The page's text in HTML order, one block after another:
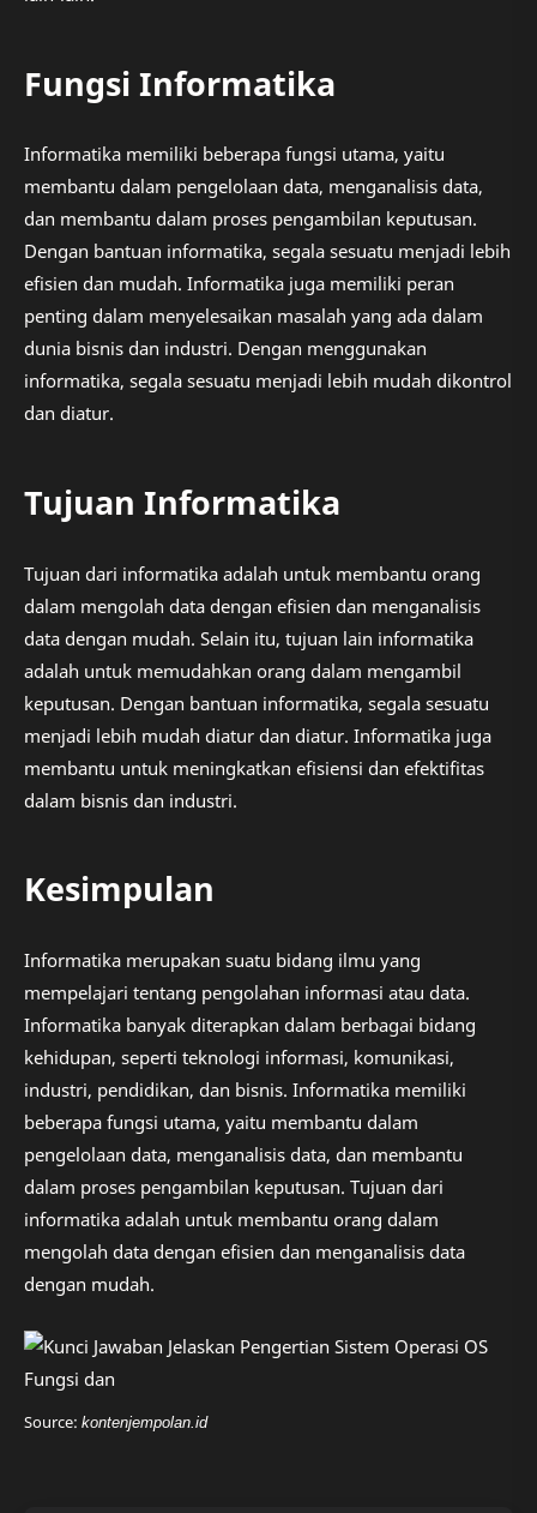
Fungsi Informatika
Informatika memiliki beberapa fungsi utama, yaitu
membantu dalam pengelolaan data, menganalisis data,
dan membantu dalam proses pengambilan keputusan.
Dengan bantuan informatika, segala sesuatu menjadi lebih
efisien dan mudah. Informatika juga memiliki peran
penting dalam menyelesaikan masalah yang ada dalam
dunia bisnis dan industri. Dengan menggunakan
informatika, segala sesuatu menjadi lebih mudah dikontrol
dan diatur.
Tujuan Informatika
Tujuan dari informatika adalah untuk membantu orang
dalam mengolah data dengan efisien dan menganalisis
data dengan mudah. Selain itu, tujuan lain informatika
adalah untuk memudahkan orang dalam mengambil
keputusan. Dengan bantuan informatika, segala sesuatu
menjadi lebih mudah diatur dan diatur. Informatika juga
membantu untuk meningkatkan efisiensi dan efektifitas
dalam bisnis dan industri.
Kesimpulan
Informatika merupakan suatu bidang ilmu yang
mempelajari tentang pengolahan informasi atau data.
Informatika banyak diterapkan dalam berbagai bidang
kehidupan, seperti teknologi informasi, komunikasi,
industri, pendidikan, dan bisnis. Informatika memiliki
beberapa fungsi utama, yaitu membantu dalam
pengelolaan data, menganalisis data, dan membantu
dalam proses pengambilan keputusan. Tujuan dari
informatika adalah untuk membantu orang dalam
mengolah data dengan efisien dan menganalisis data
dengan mudah.
Source: kontenjempolan.id